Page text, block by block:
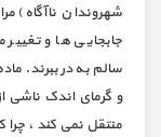
شهروندان ناآگاه)
جابجایی ها و
سالم به در ببرند.
منتقل نمی کند ،